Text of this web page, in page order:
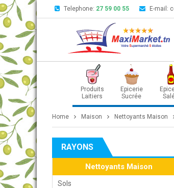
Telephone: 27 59 00 55 E-mail:
Produits
Laitiers
Epicerie
Sucrée
Home Maison Nettoyants Maison
RAYONS
Nettoyants Maison
Sols